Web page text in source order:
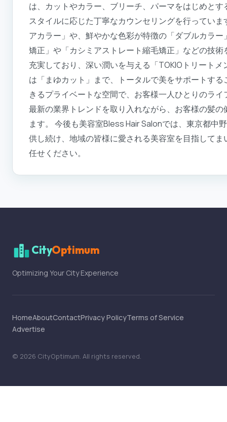
は、カットやカラー、ブリーチ、パーマをはじめと
スタイルに応じた丁寧なカウンセリングを行ってい
アカラー」や、鮮やかな色彩が特徴の「ダブルカラ
矯正」や「カシミアストレート縮毛矯正」などの技
充実しており、深い潤いを与える「TOKIOトリート
は「まゆカット」まで、トータルで美をサポートす
きるプライベートな空間で、お客様一人ひとりのラ
最新の業界トレンドを取り入れながら、お客様の髪
ます。 今後も美容室Bless Hair Salonでは、東京都
供し続け、地域の皆様に愛される美容室を目指して
任せください。
CityOptimum
Optimizing Your City Experience
HomeAboutContactPrivacy PolicyTerms of Service
Advertise
© 2026 CityOptimum. All rights reserved.